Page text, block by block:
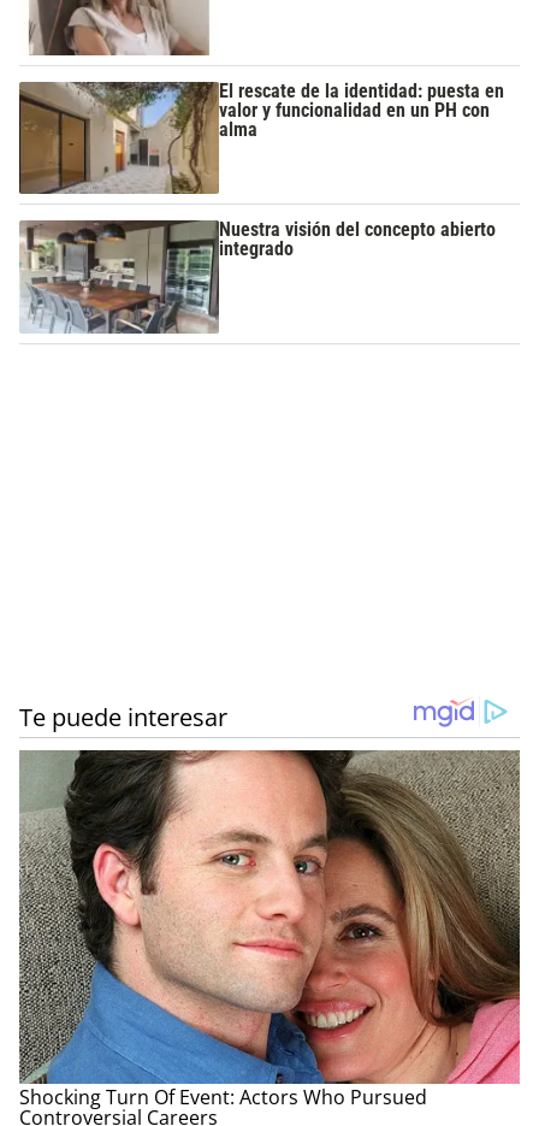
El rescate de la identidad: puesta en
valor y funcionalidad en un PH con
alma
Nuestra visión del concepto abierto
integrado